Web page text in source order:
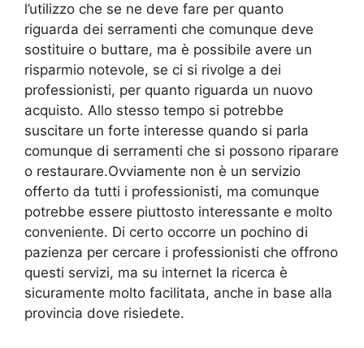
l’utilizzo che se ne deve fare per quanto
riguarda dei serramenti che comunque deve
sostituire o buttare, ma è possibile avere un
risparmio notevole, se ci si rivolge a dei
professionisti, per quanto riguarda un nuovo
acquisto. Allo stesso tempo si potrebbe
suscitare un forte interesse quando si parla
comunque di serramenti che si possono riparare
o restaurare.Ovviamente non è un servizio
offerto da tutti i professionisti, ma comunque
potrebbe essere piuttosto interessante e molto
conveniente. Di certo occorre un pochino di
pazienza per cercare i professionisti che offrono
questi servizi, ma su internet la ricerca è
sicuramente molto facilitata, anche in base alla
provincia dove risiedete.